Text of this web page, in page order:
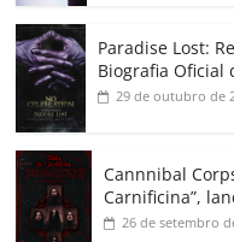
Paradise Lost:
Biografia Oficial
29 de outubro de
Cannnibal
Carnificina”,
26 de setembro